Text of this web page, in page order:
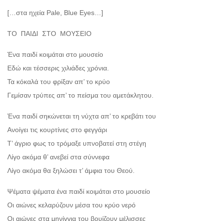
[…στα ηχεία Pale, Blue Eyes…]
ΤΟ ΠΑΙΔΙ ΣΤΟ ΜΟΥΣΕΙΟ
Ένα παιδί κοιμάται στο μουσείο
Εδώ και τέσσερις χιλιάδες χρόνια.
Τα κόκαλά του φρίξαν απ’ το κρύο
Γεμίσαν τρύπες απ’ το πείσμα του αμετάκλητου.
Ένα παιδί σηκώνεται τη νύχτα απ’ το κρεβάτι του
Ανοίγει τις κουρτίνες στο φεγγάρι
Τ’ άγριο φως το τρόμαξε υπνοβατεί στη στέγη
Λίγο ακόμα θ’ ανεβεί στα σύννεφα
Λίγο ακόμα θα ξηλώσει τ’ άμφια του Θεού.
Ψέματα ψέματα ένα παιδί κοιμάται στο μουσείο
Οι αιώνες κελαρύζουν μέσα του κρύο νερό
Οι αιώνες στα μηνίγγια του βουίζουν μέλισσες